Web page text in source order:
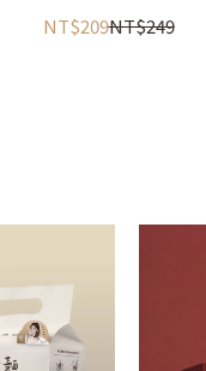
NT$209NT$249